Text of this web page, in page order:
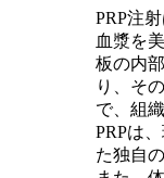
PRP注
血漿を
板の内
り、そ
で、組
PRPは
た独自